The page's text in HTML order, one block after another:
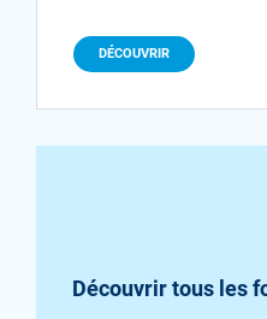
DÉCOUVRIR
Découvrir tous les